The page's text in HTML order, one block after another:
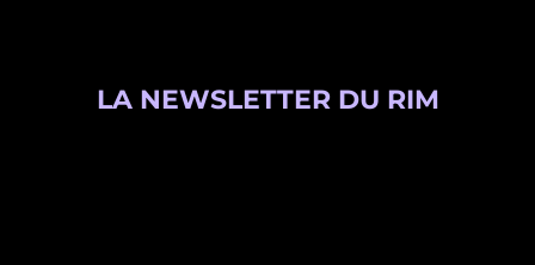
LA NEWSLETTER DU RIM